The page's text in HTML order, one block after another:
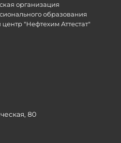
организация
образования
"Нефтехим Аттестат"
80